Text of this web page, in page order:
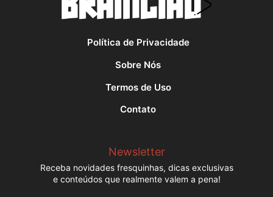
Política de Privacidade
Sobre Nós
Termos de Uso
Contato
Newsletter
Receba novidades fresquinhas, dicas exclusivas
e conteúdos que realmente valem a pena!